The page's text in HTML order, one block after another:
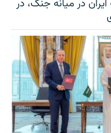
در میانه جنگ، در